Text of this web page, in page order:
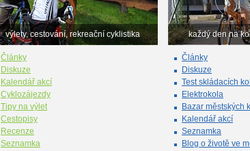
výlety, cestování, rekreační cyklistika
Články
Diskuze
Kalendář akcí
Cyklozájezdy
Tipy na výlet
Cestopisy
Recenze
Seznamka
každý den na
Články
Diskuze
Test skládacích kol
Elektrokola
Bazar městských
Kalendář akcí
Seznamka
Blog o životě ve